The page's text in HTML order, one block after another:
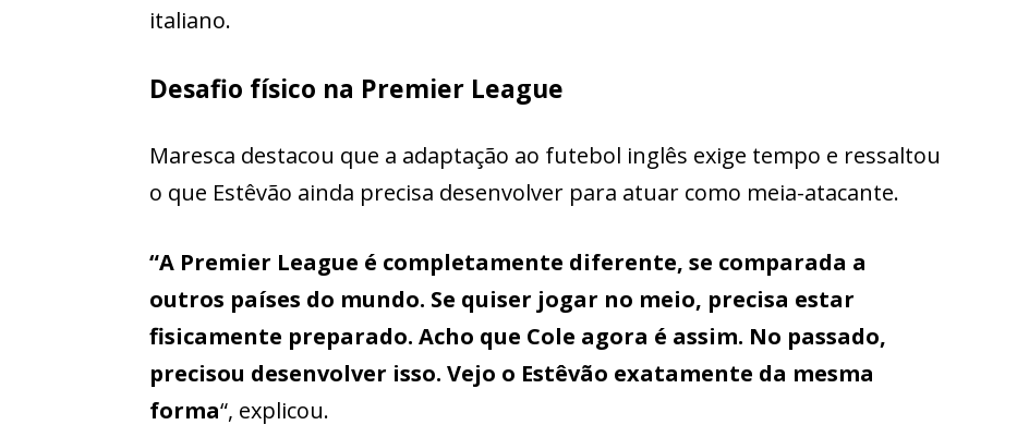
italiano.
Desafio físico na Premier League
Maresca destacou que a adaptação ao futebol inglês exige tempo e ressaltou
o que Estêvão ainda precisa desenvolver para atuar como meia-atacante.
“A Premier League é completamente diferente, se comparada a
outros países do mundo. Se quiser jogar no meio, precisa estar
fisicamente preparado. Acho que Cole agora é assim. No passado,
precisou desenvolver isso. Vejo o Estêvão exatamente da mesma
forma“, explicou.